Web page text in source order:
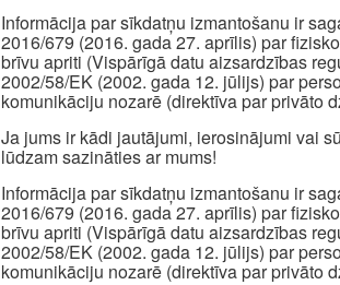
Informācija par sīkdatņu izmantošanu ir
2016/679 (2016. gada 27. aprīlis) par
brīvu apriti (Vispārīgā datu aizsardzības
2002/58/EK (2002. gada 12. jūlijs) par
komunikāciju nozarē (direktīva par privāto
Ja jums ir kādi jautājumi, ierosinājumi vai
lūdzam sazināties ar mums!
Informācija par sīkdatņu izmantošanu ir
2016/679 (2016. gada 27. aprīlis) par
brīvu apriti (Vispārīgā datu aizsardzības
2002/58/EK (2002. gada 12. jūlijs) par
komunikāciju nozarē (direktīva par privāto